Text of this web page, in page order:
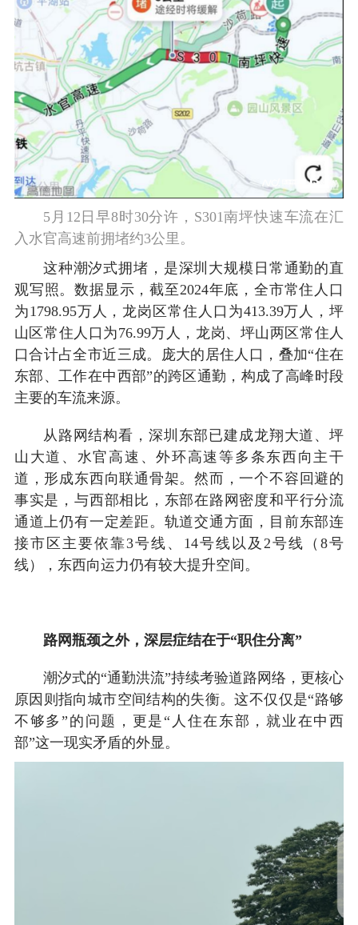
5月12日早8时30分许，S301南坪快速车流在汇
入水官高速前拥堵约3公里。
这种潮汐式拥堵，是深圳大规模日常通勤的直
观写照。数据显示，截至2024年底，全市常住人口
为1798.95万人，龙岗区常住人口为413.39万人，坪
山区常住人口为76.99万人，龙岗、坪山两区常住人
口合计占全市近三成。庞大的居住人口，叠加“住在
东部、工作在中西部”的跨区通勤，构成了高峰时段
主要的车流来源。
从路网结构看，深圳东部已建成龙翔大道、坪
山大道、水官高速、外环高速等多条东西向主干
道，形成东西向联通骨架。然而，一个不容回避的
事实是，与西部相比，东部在路网密度和平行分流
通道上仍有一定差距。轨道交通方面，目前东部连
接市区主要依靠3号线、14号线以及2号线（8号
线），东西向运力仍有较大提升空间。
路网瓶颈之外，深层症结在于“职住分离”
潮汐式的“通勤洪流”持续考验道路网络，更核心
原因则指向城市空间结构的失衡。这不仅仅是“路够
不够多”的问题，更是“人住在东部，就业在中西
部”这一现实矛盾的外显。